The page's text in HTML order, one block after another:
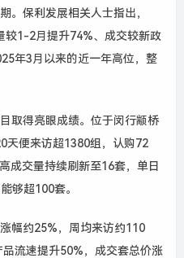
。保利发展相关人士指出，
较1-2月提升74%、成交较新政
年3月以来的近一年高位，整
取得亮眼成绩。位于闵行颛桥
天便来访超1380组，认购72
成交量持续刷新至16套，单日
够超100套。
幅约25%，周均来访约110
流速提升50%，成交套总价涨